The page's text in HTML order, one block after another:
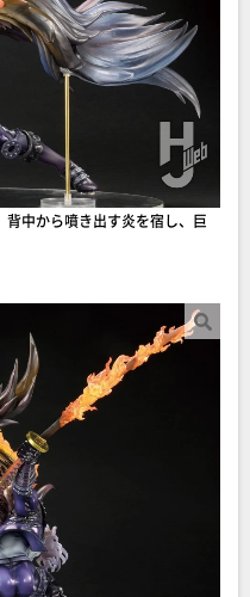
中から噴き出す炎を宿し、巨